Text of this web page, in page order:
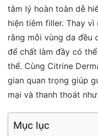
tâm lý hoàn toàn dễ
hiện tiêm filler. Thay vì
rằng mỗi vùng da đều
để chất làm đầy có
thể. Cùng Citrine
gian quan trọng giúp
mại và thanh thoát
Mục lục